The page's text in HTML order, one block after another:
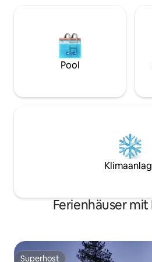
Pool
Ferienhäuser
Superhost